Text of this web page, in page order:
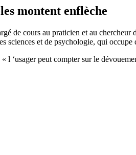
montent enflèche
de cours au praticien et au
sciences et de psychologie, qui
‘usager peut compter sur le